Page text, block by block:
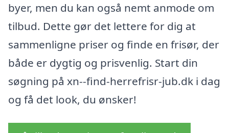
byer, men du kan også nemt anmode om
tilbud. Dette gør det lettere for dig at
sammenligne priser og finde en frisør, der
både er dygtig og prisvenlig. Start din
søgning på xn--find-herrefrisr-jub.dk i dag
og få det look, du ønsker!